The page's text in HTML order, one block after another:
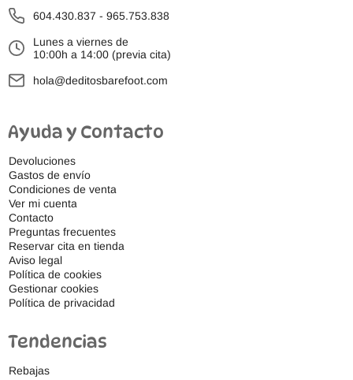
604.430.837 - 965.753.838
Lunes a viernes de
10:00h a 14:00 (previa cita)
hola@deditosbarefoot.com
Ayuda y Contacto
Devoluciones
Gastos de envío
Condiciones de venta
Ver mi cuenta
Contacto
Preguntas frecuentes
Reservar cita en tienda
Aviso legal
Política de cookies
Gestionar cookies
Política de privacidad
Tendencias
Rebajas